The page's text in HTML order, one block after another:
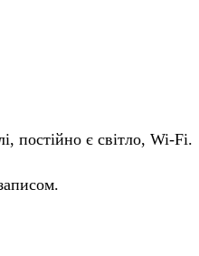
постійно є світло, Wi-Fi.